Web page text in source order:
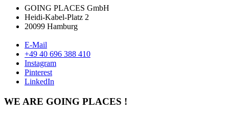
GOING PLACES GmbH
Heidi-Kabel-Platz 2
20099 Hamburg
E-Mail
+49 40 696 388 410
Instagram
Pinterest
LinkedIn
WE ARE GOING PLACES !